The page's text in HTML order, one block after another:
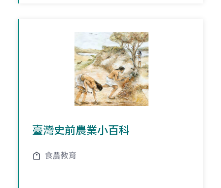
臺灣史前農業小百科
食農教育